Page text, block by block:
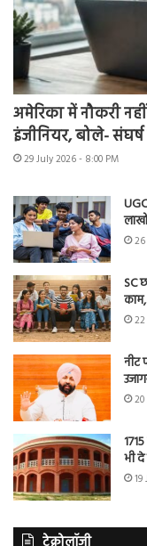
अमेरिका में नौकरी
इंजीनियर, बोले-
29 July 2026 - 8:00 PM
SC
नीट
भी दे